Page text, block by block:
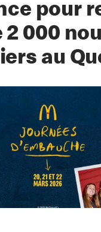
pour
2 000
au